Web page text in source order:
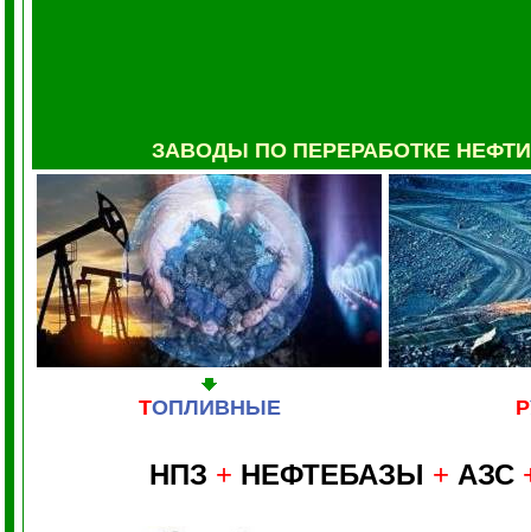
ЗАВОДЫ ПО ПЕРЕРАБОТКЕ НЕФТИ
ТОПЛИВНЫЕ Р
НПЗ + НЕФТЕБАЗЫ + АЗС